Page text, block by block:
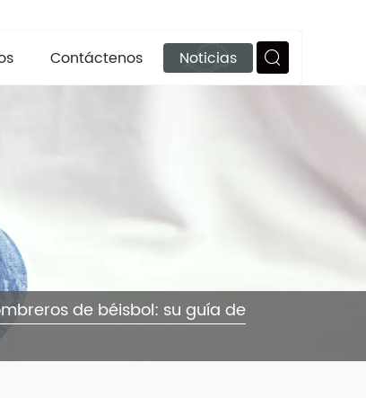
Contáctenos Noticias
de béisbol: su guía de